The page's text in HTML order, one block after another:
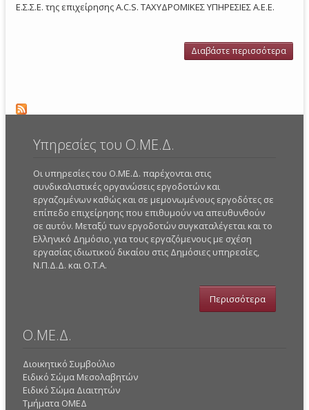
Ε.Σ.Σ.Ε. της επιχείρησης A.C.S. ΤΑΧΥΔΡΟΜΙΚΕΣ ΥΠΗΡΕΣΙΕΣ Α.Ε.Ε.
Διαβάστε περισσότερα
Υπηρεσίες του Ο.ΜΕ.Δ.
Οι υπηρεσίες του Ο.ΜΕ.Δ. παρέχονται στις
συνδικαλιστικές οργανώσεις εργοδοτών και
εργαζομένων καθώς και σε μεμονωμένους εργοδότες σε
επίπεδο επιχείρησης που επιθυμούν να απευθυνθούν
σε αυτόν. Μεταξύ των εργοδοτών συγκαταλέγεται και το
Ελληνικό Δημόσιο, για τους εργαζόμενους με σχέση
εργασίας ιδιωτικού δικαίου στις Δημόσιες υπηρεσίες,
Ν.Π.Δ.Δ. και Ο.Τ.Α.
Περισσότερα
Ο.ΜΕ.Δ.
Διοικητικό Συμβούλιο
Ειδικό Σώμα Μεσολαβητών
Ειδικό Σώμα Διαιτητών
Τμήματα ΟΜΕΔ